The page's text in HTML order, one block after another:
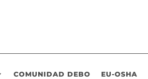
COMUNIDAD DEBO EU-OSHA